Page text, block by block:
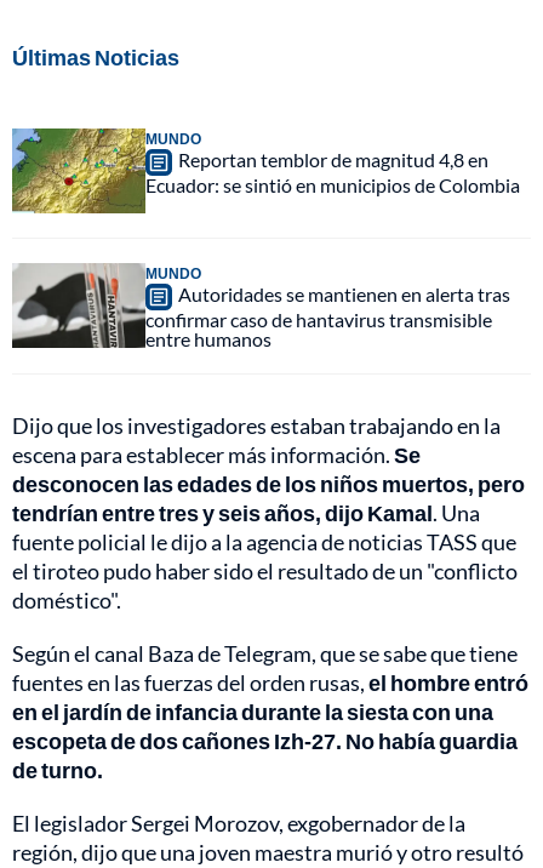
Últimas Noticias
MUNDO
Reportan temblor de magnitud 4,8 en
Ecuador: se sintió en municipios de Colombia
MUNDO
Autoridades se mantienen en alerta tras
confirmar caso de hantavirus transmisible
entre humanos
Dijo que los investigadores estaban trabajando en la
escena para establecer más información.Se
desconocen las edades de los niños muertos, pero
tendrían entre tres y seis años, dijo Kamal. Una
fuente policial le dijo a la agencia de noticias TASS que
el tiroteo pudo haber sido el resultado de un "conflicto
doméstico".
Según el canal Baza de Telegram, que se sabe que tiene
fuentes en las fuerzas del orden rusas,el hombre entró
en el jardín de infancia durante la siesta con una
escopeta de dos cañones Izh-27. No había guardia
de turno.
El legislador Sergei Morozov, exgobernador de la
región, dijo que una joven maestra murió y otro resultó